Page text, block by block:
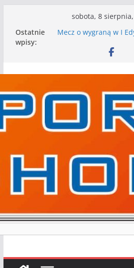
treści
sobota, 8
Ostatnie
wpisy:
Mecz o wygraną w I
Nasze piłkarskie
Kolejne gry kontrolne
WKS wygrywa
Gwdzie Wielkiej
I mamy kolejne gry
granie przed nami